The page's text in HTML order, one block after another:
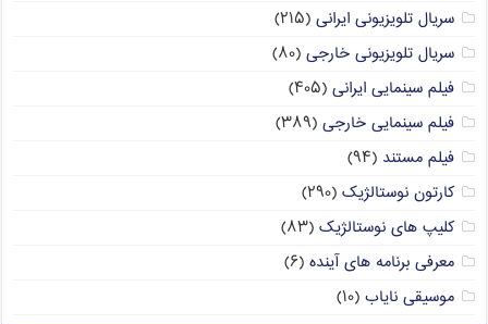
سریال تلویزیونی ایرانی (۲۱۵)
سریال تلویزیونی خارجی (۸۰)
فیلم سینمایی ایرانی (۴۰۵)
فیلم سینمایی خارجی (۳۸۹)
فیلم مستند (۹۴)
کارتون نوستالژیک (۲۹۰)
کلیپ های نوستالژیک (۸۳)
معرفی برنامه های آینده (۶)
موسیقی نایاب (۱۰)